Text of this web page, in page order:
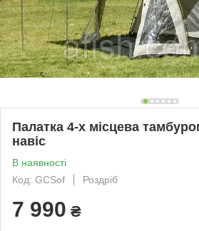
Палатка 4-х місцева
навіс
В наявності
Код: GCSof
Роздріб
7 990 ₴